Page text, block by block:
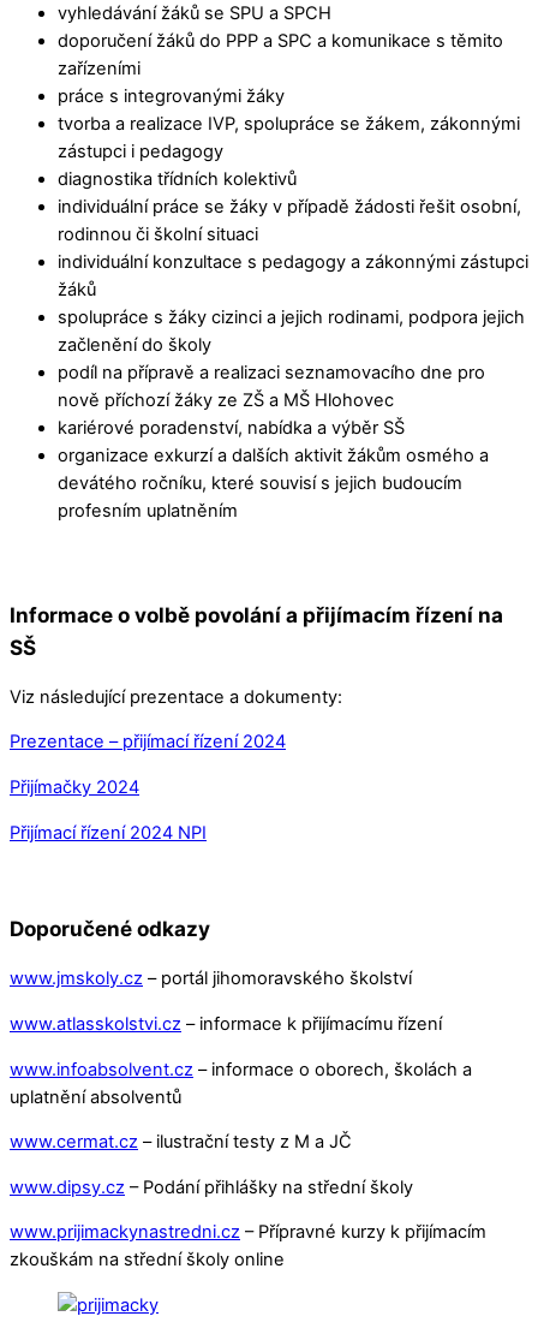
vyhledávání žáků se SPU a SPCH
doporučení žáků do PPP a SPC a komunikace s těmito
zařízeními
práce s integrovanými žáky
tvorba a realizace IVP, spolupráce se žákem, zákonnými
zástupci i pedagogy
diagnostika třídních kolektivů
individuální práce se žáky v případě žádosti řešit osobní,
rodinnou či školní situaci
individuální konzultace s pedagogy a zákonnými zástupci
žáků
spolupráce s žáky cizinci a jejich rodinami, podpora jejich
začlenění do školy
podíl na přípravě a realizaci seznamovacího dne pro
nově příchozí žáky ze ZŠ a MŠ Hlohovec
kariérové poradenství, nabídka a výběr SŠ
organizace exkurzí a dalších aktivit žákům osmého a
devátého ročníku, které souvisí s jejich budoucím
profesním uplatněním
Informace o volbě povolání a přijímacím řízení na
SŠ
Viz následující prezentace a dokumenty:
Prezentace – přijímací řízení 2024
Přijímačky 2024
Přijímací řízení 2024 NPI
Doporučené odkazy
www.jmskoly.cz – portál jihomoravského školství
www.atlasskolstvi.cz – informace k přijímacímu řízení
www.infoabsolvent.cz – informace o oborech, školách a
uplatnění absolventů
www.cermat.cz – ilustrační testy z M a JČ
www.dipsy.cz – Podání přihlášky na střední školy
www.prijimackynastredni.cz – Přípravné kurzy k přijímacím
zkouškám na střední školy online